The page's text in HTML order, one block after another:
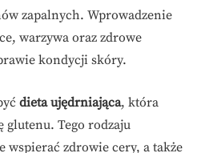
zapalnych. Wprowadzenie
warzywa oraz zdrowe
kondycji skóry.
dieta ujędrniająca, która
glutenu. Tego rodzaju
wspierać zdrowie cery, a także